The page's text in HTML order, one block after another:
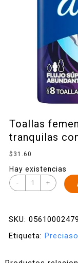
Toallas
tranquilas
$ 31.60
Hay existencias
- +
SKU:
Etiqueta: